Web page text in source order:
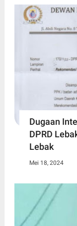
Dugaan
DPRD
Lebak
Mei 18, 2024